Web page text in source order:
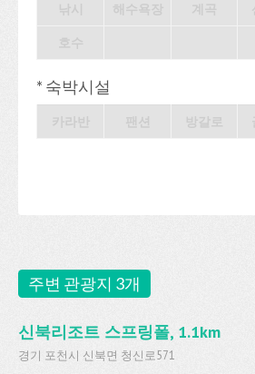
* 숙박시설
주변 관광지 3개
신북리조트 스프링폴, 1.1km
경기 포천시 신북면 청신로571